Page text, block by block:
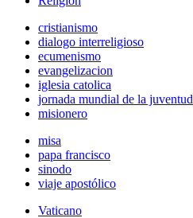
cristianismo
dialogo interreligioso
ecumenismo
evangelizacion
iglesia catolica
jornada mundial de la juventud
misionero
misa
papa francisco
sinodo
viaje apostólico
Vaticano